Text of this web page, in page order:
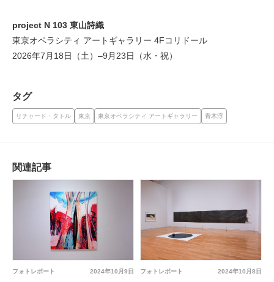
project N 103 東山詩織
東京オペラシティ アートギャラリー 4Fコリドール
2026年7月18日（土）–9月23日（水・祝）
タグ
リチャード・タトル 東京 東京オペラシティ アートギャラリー 青木淳
関連記事
2024年10月9日
フォトレポート 2024年10月8日
フォトレポート